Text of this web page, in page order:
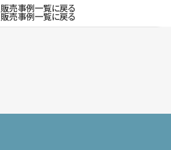
販売事例一覧に戻る
販売事例一覧に戻る